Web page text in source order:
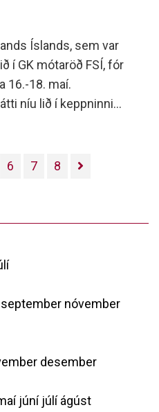
Íslands, sem var
í GK mótaröð FSÍ, fór
16.-18. maí.
níu lið í keppninni
6 7 8
september nóvember
desember
júní júlíágúst